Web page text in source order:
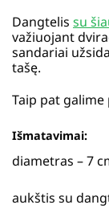
Dangtelis su
važiuojant
sandariai
tašę.
Taip pat
Išmatavimai:
diametras – 7
aukštis su